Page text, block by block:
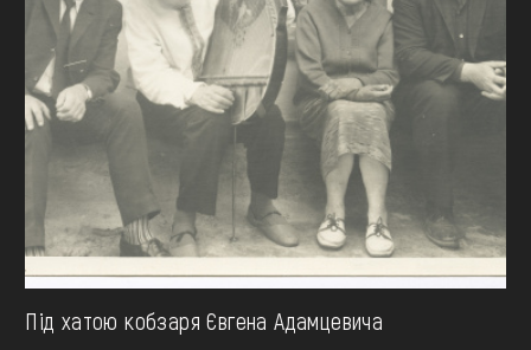
Під хатою кобзаря Євгена Адамцевича